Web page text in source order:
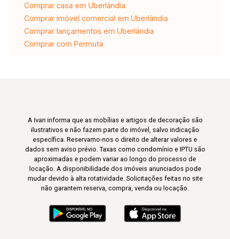
Comprar casa em Uberlândia
Comprar imóvel comercial em Uberlândia
Comprar lançamentos em Uberlândia
Comprar com Permuta
A Ivan informa que as mobílias e artigos de decoração são
ilustrativos e não fazem parte do imóvel, salvo indicação
específica. Reservamo-nos o direito de alterar valores e
dados sem aviso prévio. Taxas como condomínio e IPTU são
aproximadas e podem variar ao longo do processo de
locação. A disponibilidade dos imóveis anunciados pode
mudar devido à alta rotatividade. Solicitações feitas no site
não garantem reserva, compra, venda ou locação.